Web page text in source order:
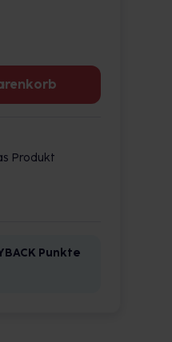
Produkt
Punkte